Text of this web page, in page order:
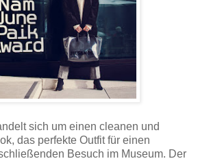
sich um einen cleanen und
das perfekte Outfit für einen
Besuch im Museum. Der